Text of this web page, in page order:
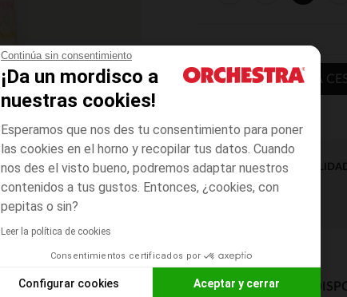
Continúa sin consentimiento
¡Da un mordisco a
nuestras cookies!
Esperamos que nos des tu consentimiento para poner
las cookies en el horno y recopilar tus datos. Cuando
nos des el visto bueno, podremos adaptar nuestros
contenidos a tus gustos. Entonces, ¿cookies, con
pepitas o sin?
Leer la política de cookies
Consentimientos certificados por
Configurar cookies Aceptar y cerrar
AÑADIR A LA
MODOS DE ENVÍO